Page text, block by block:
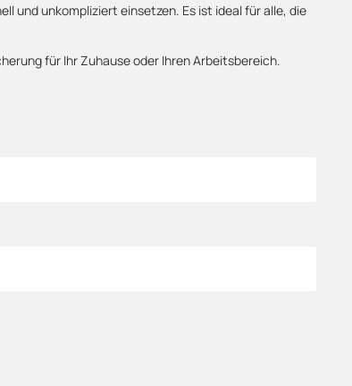
und unkompliziert einsetzen. Es ist ideal für alle, die
für Ihr Zuhause oder Ihren Arbeitsbereich.